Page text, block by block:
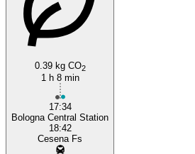
0.39 kg CO2
1 h 8 min
17:34
Bologna Central Station
18:42
Cesena Fs